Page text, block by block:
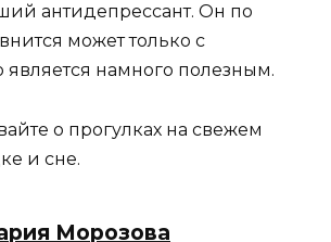
антидепрессант. Он по
может только с
намного полезным.
о прогулках на свежем
и сне.
Морозова